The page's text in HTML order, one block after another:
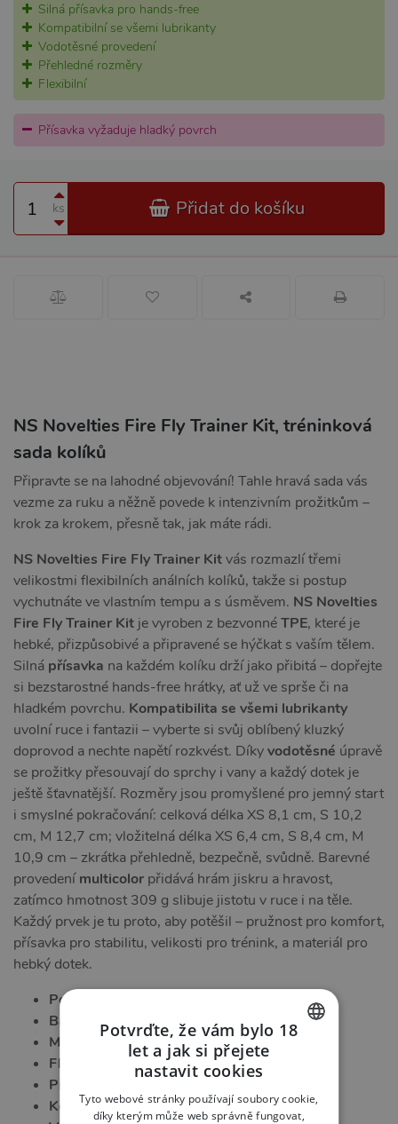
Silná přísavka pro hands-free
Kompatibilní se všemi lubrikanty
Vodotěsné provedení
Přehledné rozměry
Flexibilní
Přísavka vyžaduje hladký povrch
ks Přidat do košíku
NS Novelties Fire Fly Trainer Kit, tréninková
sada kolíků
Připravte se na lahodné objevování! Tahle hravá sada vás
vezme za ruku a něžně povede k intenzivním prožitkům –
krok za krokem, přesně tak, jak máte rádi.
NS Novelties Fire Fly Trainer Kitvás rozmazlí třemi
velikostmi flexibilních análních kolíků, takže si postup
vychutnáte ve vlastním tempu a s úsměvem. NS Novelties
Fire Fly Trainer Kit je vyroben z bezvonnéTPE, které je
hebké, přizpůsobivé a připravené se hýčkat s vaším tělem.
Silná přísavka na každém kolíku drží jako přibitá – dopřejte
si bezstarostné hands-free hrátky, ať už ve sprše či na
hladkém povrchu. Kompatibilita se všemi lubrikanty
uvolní ruce i fantazii – vyberte si svůj oblíbený kluzký
doprovod a nechte napětí rozkvést. Díkyvodotěsné úpravě
se prožitky přesouvají do sprchy i vany a každý dotek je
ještě šťavnatější. Rozměry jsou promyšlené pro jemný start
i smyslné pokračování: celková délka XS 8,1 cm, S 10,2
cm, M 12,7 cm; vložitelná délka XS 6,4 cm, S 8,4 cm, M
10,9 cm – zkrátka přehledně, bezpečně, svůdně. Barevné
provedenímulticolor přidává hrám jiskru a hravost,
zatímco hmotnost 309 g slibuje jistotu v ruce i na těle.
Každý prvek je tu proto, aby potěšil – pružnost pro komfort,
přísavka pro stabilitu, velikosti pro trénink, a materiál pro
hebký dotek.
Počet kusů:
Barva:
multicolor
Materiál: TPE
Flexibilita:
flexibilní
Přísavka:
Kompatibilita s lubrikanty:se všemi
ENGLISH
Potvrďte, že vám bylo 18
let a jak si přejete
nastavit cookies
Tyto webové stránky používají soubory cookie,
díky kterým může web správně fungovat,